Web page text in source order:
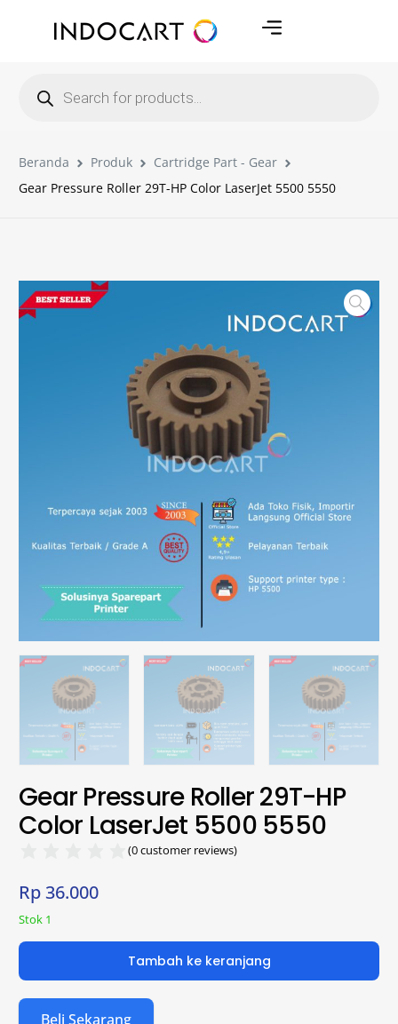
Beranda Produk
Cartridge Part - Gear
Gear Pressure Roller 29T-HP Color LaserJet 5500 5550
Gear Pressure Roller 29T-HP
Color LaserJet 5500 5550
(0customer reviews)
Rp36.000
Stok 1
Tambah ke keranjang
Beli Sekarang